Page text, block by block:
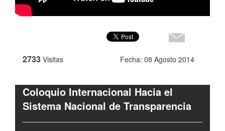
2733 Visitas Fecha: 08 Agosto 2014
Coloquio Internacional Hacia el
Sistema Nacional de Transparencia